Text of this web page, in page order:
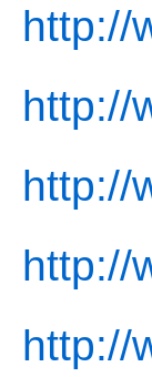
http://
http://
http://
http://
http://